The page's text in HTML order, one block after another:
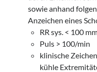
sowie anhand
Anzeichen eines
RR sys. < 100
Puls > 100/min
klinische
kühle